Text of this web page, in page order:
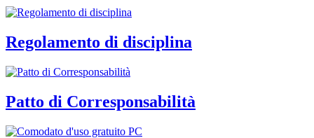
Regolamento di disciplina
Patto di Corresponsabilità